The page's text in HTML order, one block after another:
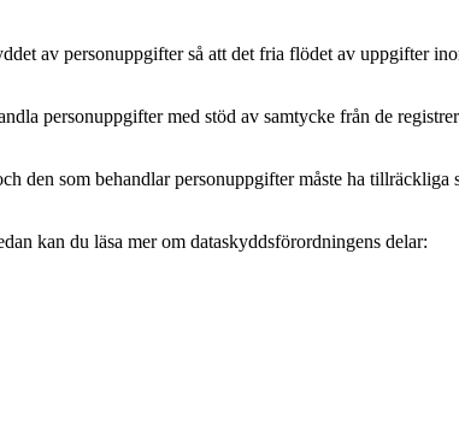
av personuppgifter så att det fria flödet av uppgifter
personuppgifter med stöd av samtycke från de
den som behandlar personuppgifter måste ha tillräckliga
kan du läsa mer om dataskyddsförordningens delar: